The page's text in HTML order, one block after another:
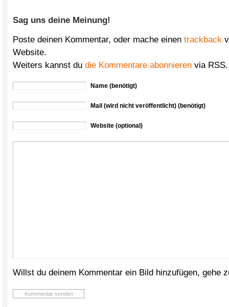
Sag uns deine Meinung!
Poste deinen Kommentar, oder mache einen trackback
Website.
Weiters kannst du die Kommentare abonnieren via RSS.
Name (benötigt)
Mail (wird nicht veröffentlicht) (benötigt)
Website (optional)
Willst du deinem Kommentar ein Bild hinzufügen, gehe